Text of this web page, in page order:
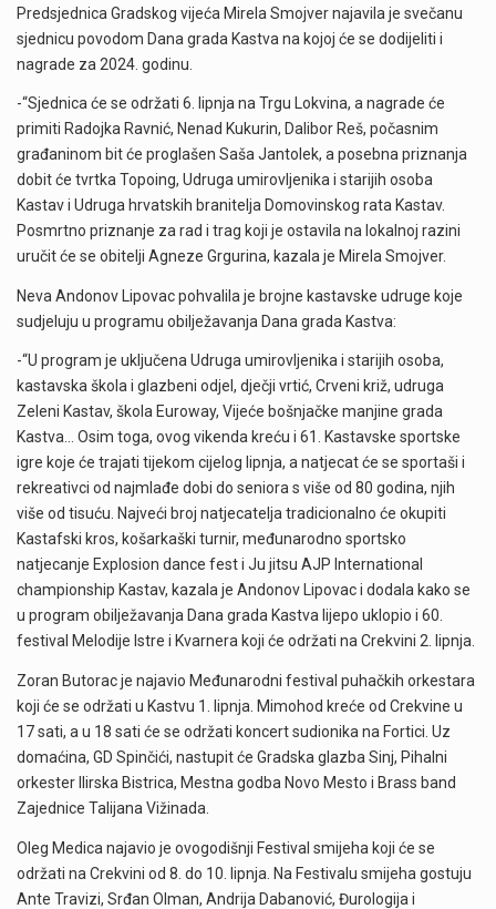
Predsjednica Gradskog vijeća Mirela Smojver najavila je svečanu
sjednicu povodom Dana grada Kastva na kojoj će se dodijeliti i
nagrade za 2024. godinu.
-“Sjednica će se održati 6. lipnja na Trgu Lokvina, a nagrade će
primiti Radojka Ravnić, Nenad Kukurin, Dalibor Reš, počasnim
građaninom bit će proglašen Saša Jantolek, a posebna priznanja
dobit će tvrtka Topoing, Udruga umirovljenika i starijih osoba
Kastav i Udruga hrvatskih branitelja Domovinskog rata Kastav.
Posmrtno priznanje za rad i trag koji je ostavila na lokalnoj razini
uručit će se obitelji Agneze Grgurina, kazala je Mirela Smojver.
Neva Andonov Lipovac pohvalila je brojne kastavske udruge koje
sudjeluju u programu obilježavanja Dana grada Kastva:
-“U program je uključena Udruga umirovljenika i starijih osoba,
kastavska škola i glazbeni odjel, dječji vrtić, Crveni križ, udruga
Zeleni Kastav, škola Euroway, Vijeće bošnjačke manjine grada
Kastva… Osim toga, ovog vikenda kreću i 61. Kastavske sportske
igre koje će trajati tijekom cijelog lipnja, a natjecat će se sportaši i
rekreativci od najmlađe dobi do seniora s više od 80 godina, njih
više od tisuću. Najveći broj natjecatelja tradicionalno će okupiti
Kastafski kros, košarkaški turnir, međunarodno sportsko
natjecanje Explosion dance fest i Ju jitsu AJP International
championship Kastav, kazala je Andonov Lipovac i dodala kako se
u program obilježavanja Dana grada Kastva lijepo uklopio i 60.
festival Melodije Istre i Kvarnera koji će održati na Crekvini 2. lipnja.
Zoran Butorac je najavio Međunarodni festival puhačkih orkestara
koji će se održati u Kastvu 1. lipnja. Mimohod kreće od Crekvine u
17 sati, a u 18 sati će se održati koncert sudionika na Fortici. Uz
domaćina, GD Spinčići, nastupit će Gradska glazba Sinj, Pihalni
orkester Ilirska Bistrica, Mestna godba Novo Mesto i Brass band
Zajednice Talijana Vižinada.
Oleg Medica najavio je ovogodišnji Festival smijeha koji će se
održati na Crekvini od 8. do 10. lipnja. Na Festivalu smijeha gostuju
Ante Travizi, Srđan Olman, Andrija Dabanović, Đurologija i